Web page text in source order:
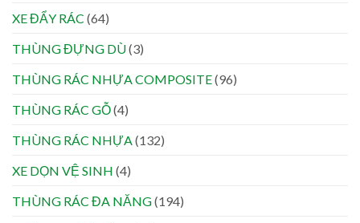
XE ĐẨY RÁC (64)
THÙNG ĐỰNG DÙ(3)
THÙNG RÁC NHỰA COMPOSITE(96)
THÙNG RÁC GỖ(4)
THÙNG RÁC NHỰA(132)
XE DỌN VỆ SINH (4)
THÙNG RÁC ĐA NĂNG(194)